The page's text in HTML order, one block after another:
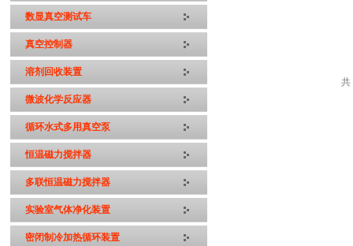
数显真空测试车
真空控制器
溶剂回收装置
微波化学反应器
循环水式多用真空泵
恒温磁力搅拌器
多联恒温磁力搅拌器
实验室气体净化装置
密闭制冷加热循环装置
共